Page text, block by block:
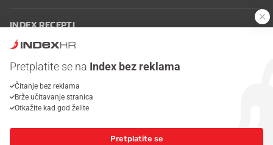
INDEX RECEPTI
Oglašavanje Zaposli se na Indexu
korištenja
Postavke kolačića
Pretplatite se na Index bez reklama
Čitanje bez reklama
Brže učitavanje stranica
Otkažite kad god želite
Pretplatite se